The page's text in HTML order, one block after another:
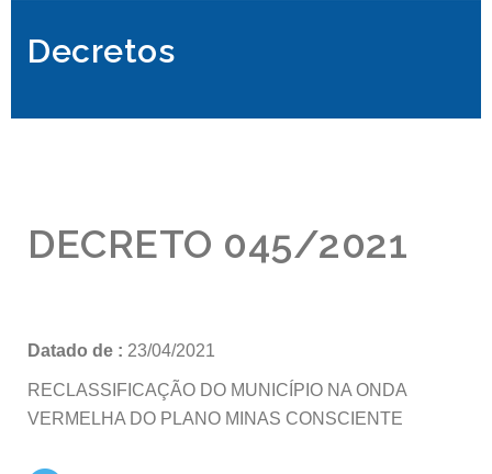
Decretos
DECRETO 045/2021
Datado de : 23/04/2021
RECLASSIFICAÇÃO DO MUNICÍPIO NA ONDA
VERMELHA DO PLANO MINAS CONSCIENTE